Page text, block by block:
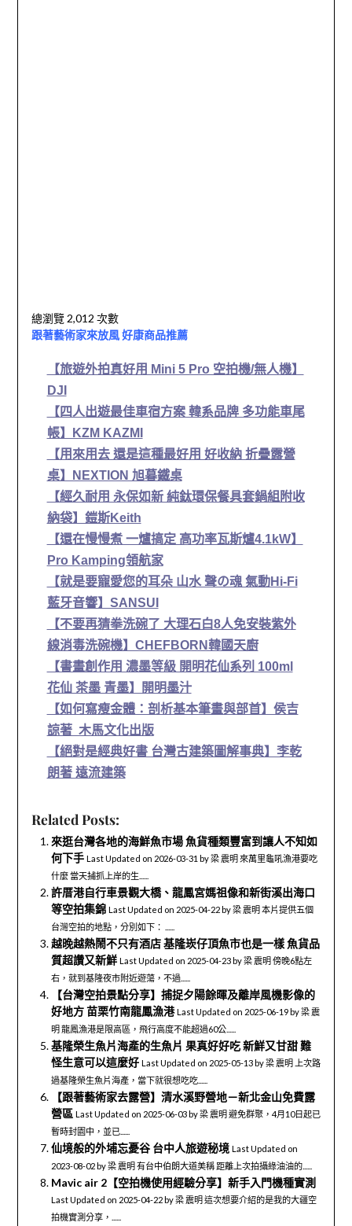
總瀏覽 2,012 次數
跟著藝術家來放風 好康商品推薦
【旅遊外拍真好用 Mini 5 Pro 空拍機/無人機】
DJI
【四人出遊最佳車宿方案 韓系品牌 多功能車尾
帳】KZM KAZMI
【用來用去 還是這種最好用 好收納 折疊露營
桌】NEXTION 旭暮鐵桌
【經久耐用 永保如新 純鈦環保餐具套鍋組附收
納袋】鎧斯Keith
【還在慢慢煮 一爐搞定 高功率瓦斯爐4.1kW】
Pro Kamping領航家
【就是要寵愛您的耳朵 山水 聲の魂 氣動Hi-Fi
藍牙音響】SANSUI
【不要再猜拳洗碗了 大理石白8人免安裝紫外
線消毒洗碗機】CHEFBORN韓國天廚
【書畫創作用 濃墨等級 開明花仙系列 100ml
花仙 茶墨 青墨】開明墨汁
【如何寫瘦金體：剖析基本筆畫與部首】侯吉
諒著 木馬文化出版
【絕對是經典好書 台灣古建築圖解事典】李乾
朗著 遠流建築
Related Posts:
來逛台灣各地的海鮮魚市場 魚貨種類豐富到讓人不知如
何下手 Last Updated on 2026-03-31 by 梁 震明 來萬里龜吼漁港要吃
什麼 當天捕抓上岸的生......
許厝港自行車景觀大橋、龍鳳宮媽祖像和新街溪出海口
等空拍集錦 Last Updated on 2025-04-22 by 梁 震明 本片提供五個
台灣空拍的地點，分別如下： ......
越晚越熱鬧不只有酒店 基隆崁仔頂魚市也是一樣 魚貨品
質超讚又新鮮 Last Updated on 2025-04-23 by 梁 震明 傍晚6點左
右，就到基隆夜市附近遊蕩，不過......
【台灣空拍景點分享】捕捉夕陽餘暉及離岸風機影像的
好地方 苗栗竹南龍鳳漁港 Last Updated on 2025-06-19 by 梁 震
明 龍鳳漁港是限高區，飛行高度不能超過60公......
基隆榮生魚片海產的生魚片 果真好好吃 新鮮又甘甜 難
怪生意可以這麼好 Last Updated on 2025-05-13 by 梁 震明 上次路
過基隆榮生魚片海產，當下就很想吃吃......
【跟著藝術家去露營】清水溪野營地－新北金山免費露
營區 Last Updated on 2025-06-03 by 梁 震明 避免群聚，4月10日起已
暫時封園中，並已......
仙境般的外埔忘憂谷 台中人旅遊秘境 Last Updated on
2023-08-02 by 梁 震明 有台中伯朗大道美稱 距離上次拍攝綠油油的......
Mavic air 2【空拍機使用經驗分享】新手入門機種實測
Last Updated on 2025-04-22 by 梁 震明 這次想要介紹的是我的大疆空
拍機實測分享，......